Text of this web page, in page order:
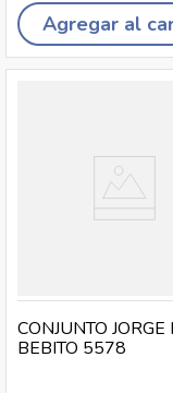
Agregar al
CONJUNTO JORGE
BEBITO 5578